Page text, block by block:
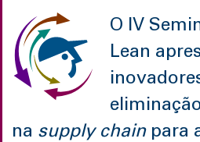
O IV
Lean
na supply chainpara